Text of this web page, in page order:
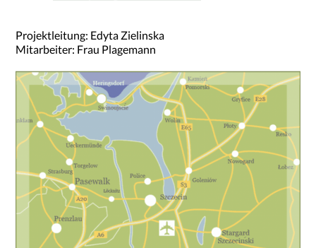
Projektleitung: Edyta Zielinska
Mitarbeiter: Frau Plagemann